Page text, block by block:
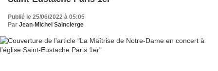
Publié le 25/06/2022 à 05:05
Par Jean-Michel Saincierge